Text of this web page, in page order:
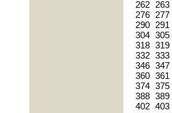
262
263
276
277
290
291
304 305
318 319
332 333
346 347
360 361
374 375
388 389
402 403